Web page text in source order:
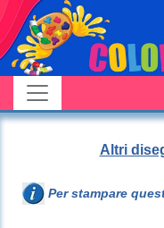
Altri
Per stampare